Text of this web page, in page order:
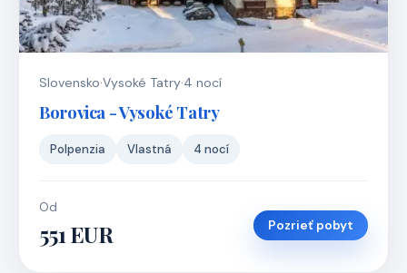
Slovensko·Vysoké Tatry·4 nocí
Borovica - Vysoké Tatry
Polpenzia Vlastná 4 nocí
Od
551 EUR Pozrieť pobyt